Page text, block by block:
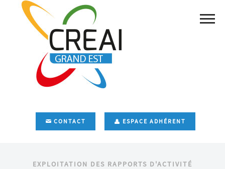
CONTACT ESPACE ADHÉRENT
EXPLOITATION DES RAPPORTS D'ACTIVITÉ